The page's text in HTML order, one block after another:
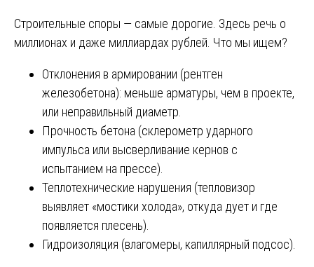
Строительные споры — самые дорогие. Здесь речь о
миллионах и даже миллиардах рублей. Что мы ищем?
Отклонения в армировании (рентген
железобетона): меньше арматуры, чем в проекте,
или неправильный диаметр.
Прочность бетона (склерометр ударного
импульса или высверливание кернов с
испытанием на прессе).
Теплотехнические нарушения (тепловизор
выявляет «мостики холода», откуда дует и где
появляется плесень).
Гидроизоляция (влагомеры, капиллярный подсос).